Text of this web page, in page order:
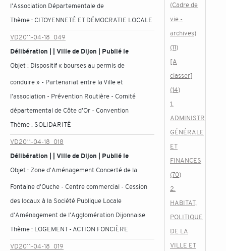
l'Association Départementale de
Thème : CITOYENNETÉ ET DÉMOCRATIE LOCALE
VD2011-04-18_049
Délibération | | Ville de Dijon | Publié le
Objet : Dispositif « bourses au permis de
conduire » - Partenariat entre la Ville et
l'association - Prévention Routière - Comité
départemental de Côte d'Or - Convention
Thème : SOLIDARITÉ
VD2011-04-18_018
Délibération | | Ville de Dijon | Publié le
Objet : Zone d'Aménagement Concerté de la
Fontaine d'Ouche - Centre commercial - Cession
des locaux à la Société Publique Locale
d'Aménagement de l'Agglomération Dijonnaise
Thème : LOGEMENT - ACTION FONCIÈRE
VD2011-04-18_019
(Cadre de
vie -
archives)
(11)
[A
classer]
(14)
1.
ADMINISTRATION
GÉNÉRALE
ET
FINANCES
(70)
2.
HABITAT,
POLITIQUE
DE LA
VILLE ET